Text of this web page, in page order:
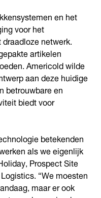
en het
voor het
netwerk.
artikelen
Americold wilde
aan deze huidige
betrouwbare en
biedt voor
betekenden
als we eigenlijk
Prospect Site
“We moesten
maar er ook